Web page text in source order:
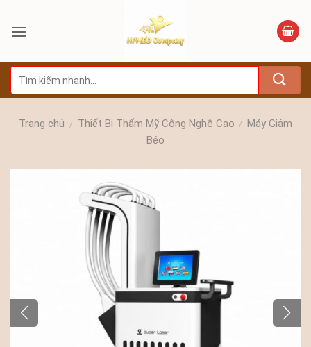
qua
dung
kiếm:
Trang chủ / Thiết Bị Thẩm Mỹ Công Nghệ Cao / Máy Giảm
Béo